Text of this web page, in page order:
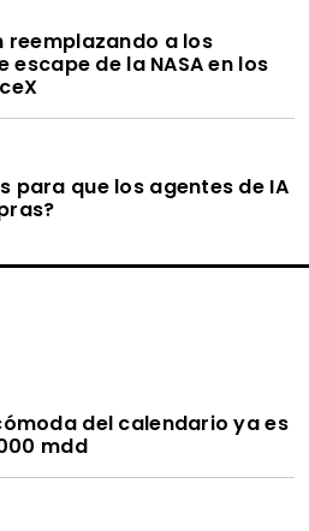
reemplazando a los
de la NASA en los
para que los agentes de IA
del calendario ya es
mdd